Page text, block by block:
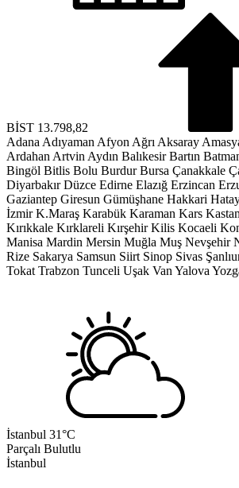
BİST 13.798,82
Adana Adıyaman Afyon Ağrı Aksaray
Ardahan Artvin Aydın Balıkesir Bartın
Bingöl Bitlis Bolu Burdur Bursa Çanakkale
Diyarbakır Düzce Edirne Elazığ Erzincan
Gaziantep Giresun Gümüşhane Hakkari
İzmir K.Maraş Karabük Karaman Kars
Kırıkkale Kırklareli Kırşehir Kilis Kocaeli
Manisa Mardin Mersin Muğla Muş Nevşehir
Rize Sakarya Samsun Siirt Sinop Sivas
Tokat Trabzon Tunceli Uşak Van Yalova
İstanbul 31°C
Parçalı Bulutlu
İstanbul